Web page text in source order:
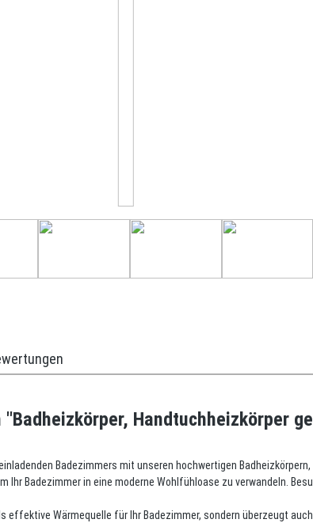
Handtuchheizkörper
Badezimmers mit unseren hochwertigen
Ihr Badezimmer in eine moderne Wohlfühloase zu verwandeln.
effektive Wärmequelle für Ihr Badezimmer, sondern überzeugt